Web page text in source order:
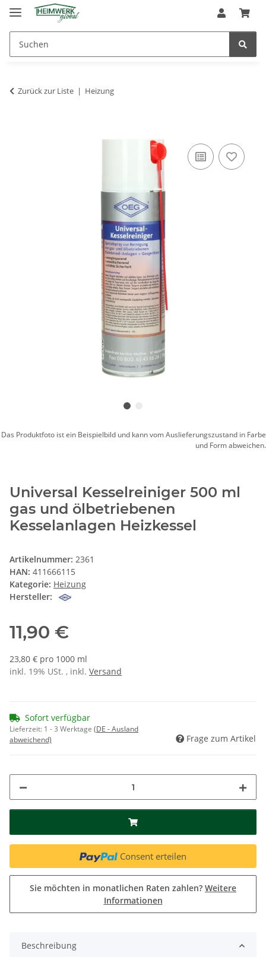
Zurück zur Liste Heizung
Das Produktfoto ist ein Beispielbild und kann vom Auslieferungszustand in Farbe
und Form abweichen.
Universal Kesselreiniger 500 ml
gas und ölbetriebenen
Kesselanlagen Heizkessel
Artikelnummer: 2361
HAN: 411666115
Kategorie: Heizung
Hersteller:
11,90 €
23,80 € pro 1000 ml
inkl. 19% USt. , inkl. Versand
Sofort verfügbar
Lieferzeit: 1 - 3 Werktage (DE - Ausland
abweichend)
Frage zum Artikel
Consent erteilen
Sie möchten in monatlichen Raten zahlen? Weitere
Informationen
Beschreibung